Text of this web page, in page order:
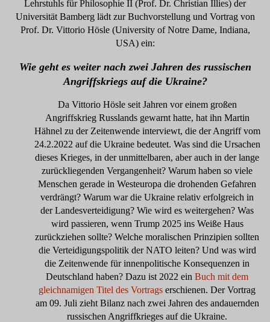
Lehrstuhls für Philosophie II (Prof. Dr. Christian Illies) der
Universität Bamberg lädt zur Buchvorstellung und Vortrag von
Prof. Dr. Vittorio Hösle (University of Notre Dame, Indiana,
USA) ein:
Wie geht es weiter nach zwei Jahren des russischen
Angriffskriegs auf die Ukraine?
Da Vittorio Hösle seit Jahren vor einem großen
Angriffskrieg Russlands gewarnt hatte, hat ihn Martin
Hähnel zu der Zeitenwende interviewt, die der Angriff vom
24.2.2022 auf die Ukraine bedeutet. Was sind die Ursachen
dieses Krieges, in der unmittelbaren, aber auch in der lange
zurückliegenden Vergangenheit? Warum haben so viele
Menschen gerade in Westeuropa die drohenden Gefahren
verdrängt? Warum war die Ukraine relativ erfolgreich in
der Landesverteidigung? Wie wird es weitergehen? Was
wird passieren, wenn Trump 2025 ins Weiße Haus
zurückziehen sollte? Welche moralischen Prinzipien sollten
die Verteidigungspolitik der NATO leiten? Und was wird
die Zeitenwende für innenpolitische Konsequenzen in
Deutschland haben? Dazu ist 2022 ein Buch mit dem
gleichnamigen Titel des Vortrags erschienen. Der Vortrag
am 09. Juli zieht Bilanz nach zwei Jahren des andauernden
russischen Angriffkrieges auf die Ukraine.